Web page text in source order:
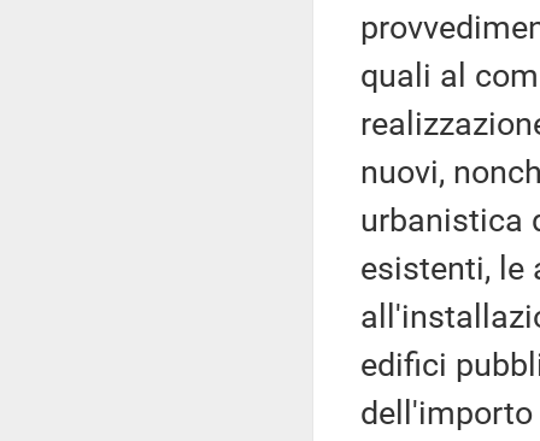
quali al
nuovi,
urbanistica
esistenti, le
edifici
dell'importo